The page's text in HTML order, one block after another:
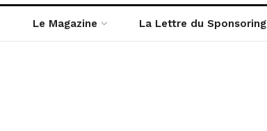
Le Magazine La Lettre du Sponsoring